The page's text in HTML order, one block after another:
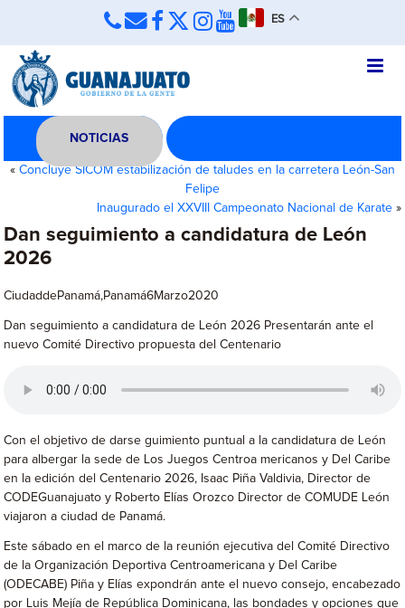
ES
NOTICIAS
« Concluye SICOM estabilización de taludes en la carretera León-San
Felipe
Inaugurado el XXVIII Campeonato Nacional de Karate»
Dan seguimiento a candidatura de León
2026
CiudaddePanamá,Panamá6Marzo2020
Dan seguimiento a candidatura de León 2026 Presentarán ante el
nuevo Comité Directivo propuesta del Centenario
Con el objetivo de darse guimiento puntual a la candidatura de León
para albergar la sede de Los Juegos Centroa mericanos y Del Caribe
en la edición del Centenario 2026, Isaac Piña Valdivia, Director de
CODEGuanajuato y Roberto Elías Orozco Director de COMUDE León
viajaron a ciudad de Panamá.
Este sábado en el marco de la reunión ejecutiva del Comité Directivo
de la Organización Deportiva Centroamericana y Del Caribe
(ODECABE) Piña y Elías expondrán ante el nuevo consejo, encabezado
por Luis Mejía de República Dominicana, las bondades y opciones que